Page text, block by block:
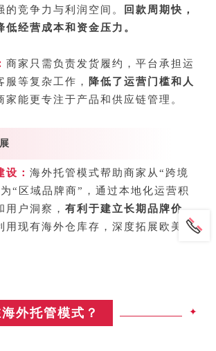
的竞争力与利润空间。
回款周期快，
低经营成本和资金压力。
商家只需负责发货履约，平台承担运
服等复杂工作，
降低了运营门槛和人
家能更专注于产品和供应链管理。
设： 海外托管模式帮助商家从“跨境
“区域品牌商”，通过本地化运营积
用户洞察， 有利于建立长期品牌价
用现有海外仓库存 ， 深度拓展欧美市
海外托管模式？ ✦